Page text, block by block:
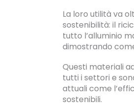
La loro utilità va
sostenibilità: il
tutto l’alluminio
dimostrando
Questi materiali
tutti i settori e
attuali come
sostenibili.